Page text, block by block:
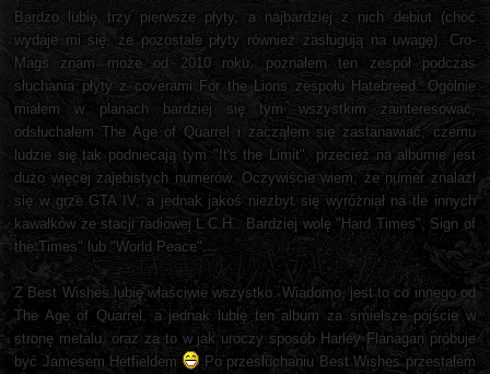
Bardzo lubię trzy pierwsze płyty, a najbardziej z nich debiut (choć
wydaje mi się, że pozostałe płyty również zasługują na uwagę). Cro-
Mags znam może od 2010 roku, poznałem ten zespół podczas
słuchania płyty z coverami For the Lions zespołu Hatebreed. Ogólnie
miałem w planach bardziej się tym wszystkim zainteresować,
odsłuchałem The Age of Quarrel i zacząłem się zastanawiać, czemu
ludzie się tak podniecają tym "It's the Limit", przecież na albumie jest
dużo więcej zajebistych numerów. Oczywiście wiem, że numer znalazł
się w grze GTA IV, a jednak jakoś niezbyt się wyróżniał na tle innych
kawałków ze stacji radiowej L.C.H.. Bardziej wolę "Hard Times", Sign of
the Times" lub "World Peace".
Z Best Wishes lubię właściwie wszystko. Wiadomo, jest to co innego od
The Age of Quarrel, a jednak lubię ten album za śmielsze pójście w
stronę metalu, oraz za to w jak uroczy sposób Harley Flanagan próbuje
być Jamesem Hetfieldem
Po przesłuchaniu Best Wishes przestałem